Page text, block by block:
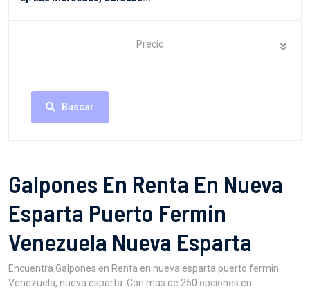
Precio
Buscar
Galpones En Renta En Nueva
Esparta Puerto Fermin
Venezuela Nueva Esparta
Encuentra Galpones en Renta en nueva esparta puerto fermin
Venezuela, nueva esparta. Con más de 250 opciones en